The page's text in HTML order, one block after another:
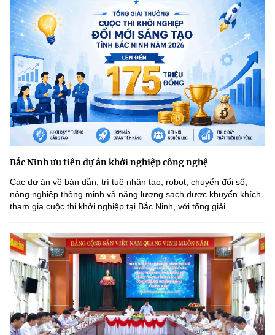
Bắc Ninh ưu tiên dự án khởi nghiệp công nghệ
Các dự án về bán dẫn, trí tuệ nhân tạo, robot, chuyển đổi số,
nông nghiệp thông minh và năng lượng sạch được khuyến khích
tham gia cuộc thi khởi nghiệp tại Bắc Ninh, với tổng giải...